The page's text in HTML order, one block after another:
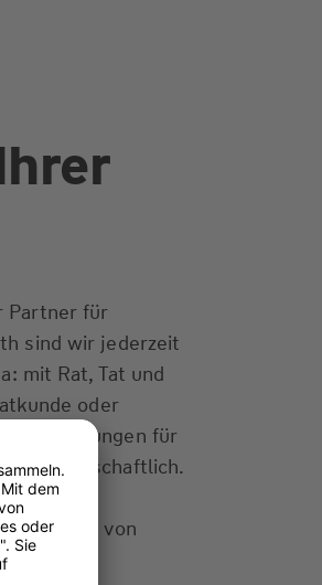
Partner für
sind wir jederzeit
mit Rat, Tat und
oder
Lösungen für
partnerschaftlich.
uns, von